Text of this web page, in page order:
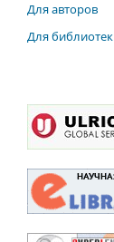
Для авторов
Для библиотек